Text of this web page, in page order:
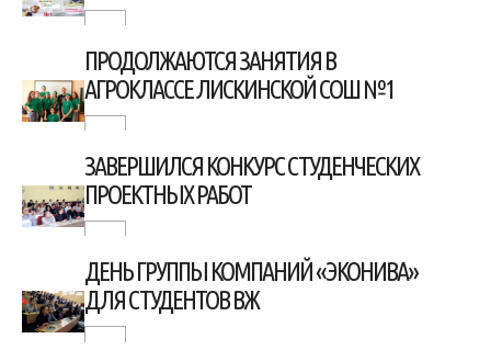
ПРОДОЛЖАЮТСЯ ЗАНЯТИЯ В
АГРОКЛАССЕ ЛИСКИНСКОЙ СОШ №1
ЗАВЕРШИЛСЯ КОНКУРС СТУДЕНЧЕСКИХ
ПРОЕКТНЫХ РАБОТ
ДЕНЬ ГРУППЫ КОМПАНИЙ «ЭКОНИВА»
ДЛЯ СТУДЕНТОВ ВЖ